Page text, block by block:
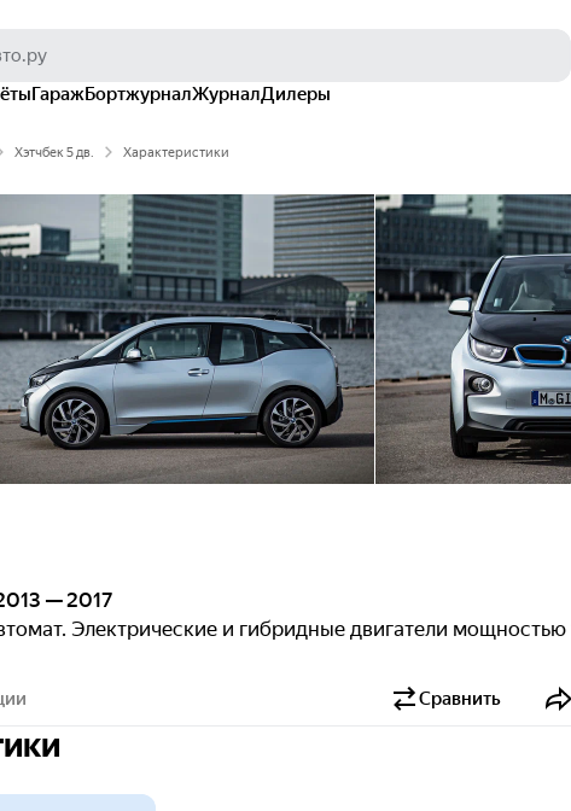
ГаражБортжурналЖурналДилеры
Хэтчбек 5 дв. Характеристики
— 2017
Электрические и гибридные двигатели мощностью
Сравнить